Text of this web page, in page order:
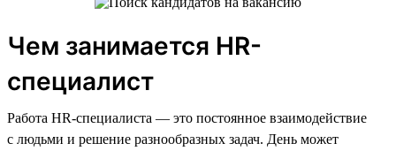
Чем занимается HR-
специалист
Работа HR-специалиста — это постоянное взаимодействие
с людьми и решение разнообразных задач. День может